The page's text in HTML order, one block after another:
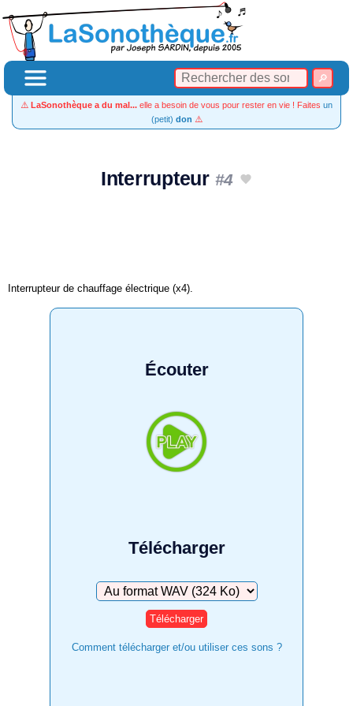
⚠️ LaSonothèque a du mal... elle a besoin de vous pour rester en vie ! Faites un
(petit) don ⚠️
Interrupteur #4
Interrupteur de chauffage électrique (x4).
Écouter
Télécharger
Télécharger
Comment télécharger et/ou utiliser ces sons ?